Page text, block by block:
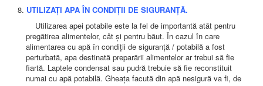
UTILIZAȚI APA ÎN CONDIȚII DE SIGURANȚĂ.
Utilizarea apei potabile este la fel de importantă atât pentru
pregătirea alimentelor, cât și pentru băut. În cazul în care
alimentarea cu apă în condiții de siguranță / potabilă a fost
perturbată, apa destinată preparării alimentelor ar trebui să fie
fiartă. Laptele condensat sau pudră trebuie să fie reconstituit
numai cu apă potabilă. Gheața facută din apă nesigură va fi, de